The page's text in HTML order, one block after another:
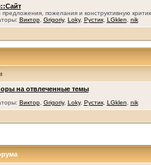
пожелания и конструктивную
Виктор, Grigoriy, Loky, Рустик, LGklen nik
на отвлеченные темы
Виктор, Grigoriy, Loky, Рустик, LGklen nik